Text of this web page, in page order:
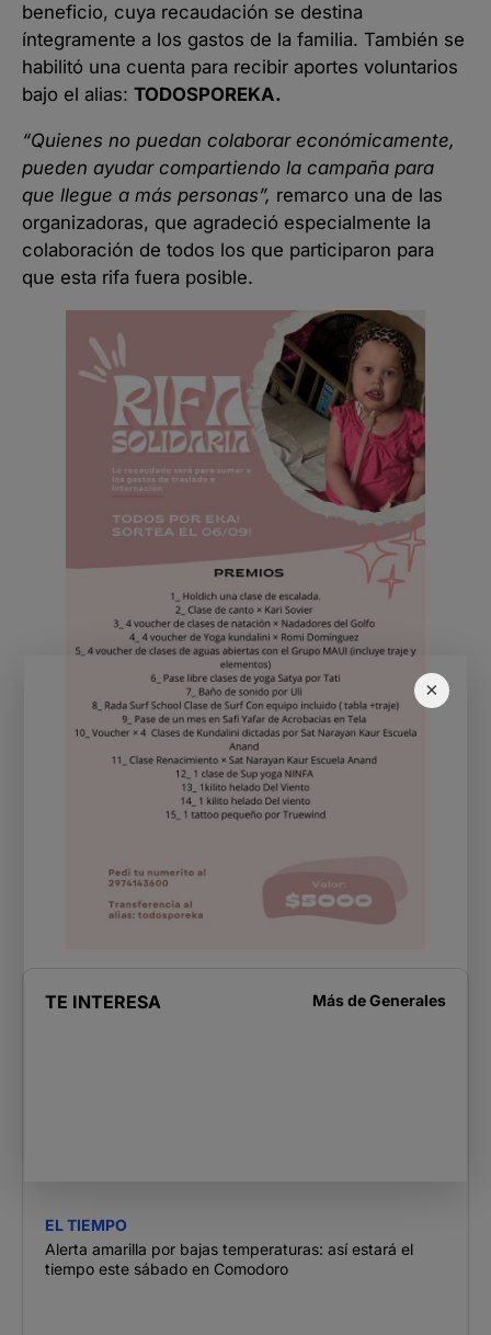
×
beneficio, cuya recaudación se destina
íntegramente a los gastos de la familia. También se
habilitó una cuenta para recibir aportes voluntarios
bajo el alias: TODOSPOREKA.
“Quienes no puedan colaborar económicamente,
pueden ayudar compartiendo la campaña para
que llegue a más personas”, remarco una de las
organizadoras, que agradeció especialmente la
colaboración de todos los que participaron para
que esta rifa fuera posible.
TE INTERESA Más deGenerales
EL TIEMPO
Alerta amarilla por bajas temperaturas: así estará el
tiempo este sábado en Comodoro